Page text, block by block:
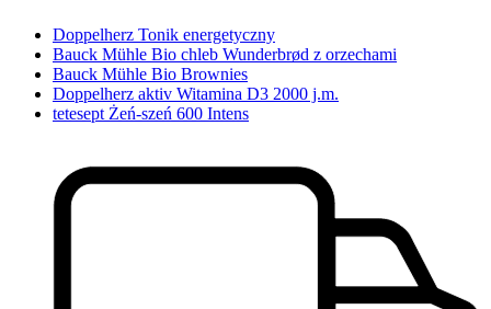
Doppelherz Tonik energetyczny
Bauck Mühle Bio chleb Wunderbrød z orzechami
Bauck Mühle Bio Brownies
Doppelherz aktiv Witamina D3 2000 j.m.
tetesept Żeń-szeń 600 Intens